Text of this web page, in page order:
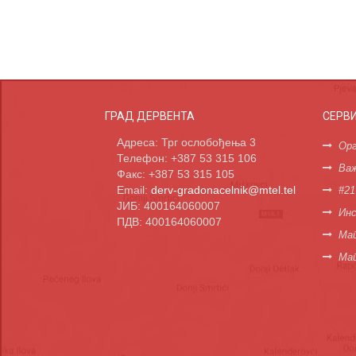
ГРАД ДЕРВЕНТА
Адреса: Трг ослобођења 3
Телефон: +387 53 315 106
Факс: +387 53 315 105
Email: derv-gradonacelnik@mtel.tel
ЈИБ: 400164060007
ПДВ: 400164060007